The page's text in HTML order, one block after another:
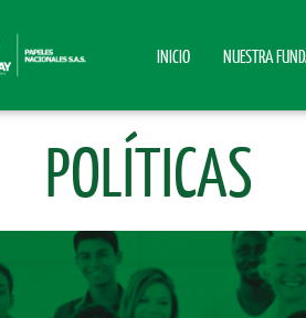
INICIO NUESTRA
POLÍTICAS